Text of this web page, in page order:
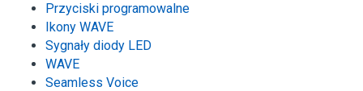
Przyciski programowalne
Ikony WAVE
Sygnały diody LED
WAVE
Seamless Voice